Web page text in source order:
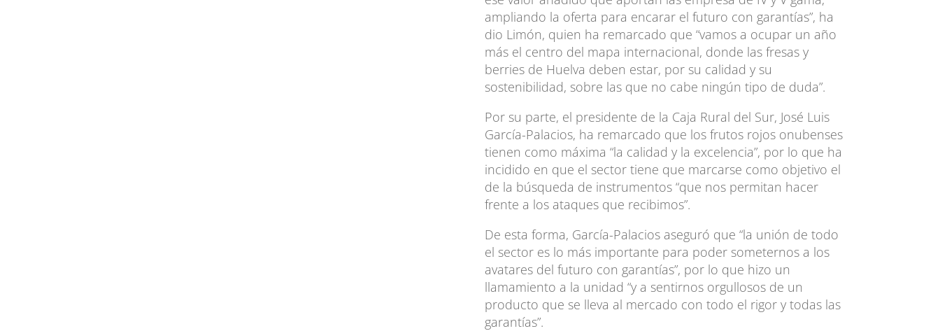
ampliando la oferta para encarar el futuro con garantías”, ha
dio Limón, quien ha remarcado que “vamos a ocupar un año
más el centro del mapa internacional, donde las fresas y
berries de Huelva deben estar, por su calidad y su
sostenibilidad, sobre las que no cabe ningún tipo de duda”.
Por su parte, el presidente de la Caja Rural del Sur, José Luis
García-Palacios, ha remarcado que los frutos rojos onubenses
tienen como máxima “la calidad y la excelencia”, por lo que ha
incidido en que el sector tiene que marcarse como objetivo el
de la búsqueda de instrumentos “que nos permitan hacer
frente a los ataques que recibimos”.
De esta forma, García-Palacios aseguró que “la unión de todo
el sector es lo más importante para poder someternos a los
avatares del futuro con garantías”, por lo que hizo un
llamamiento a la unidad “y a sentirnos orgullosos de un
producto que se lleva al mercado con todo el rigor y todas las
garantías”.